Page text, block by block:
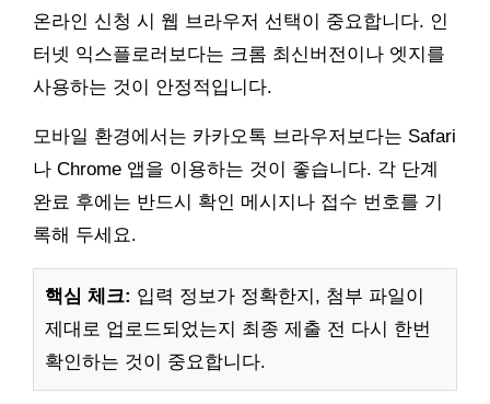
온라인 신청 시 웹 브라우저 선택이 중요합니다. 인
터넷 익스플로러보다는 크롬 최신버전이나 엣지를
사용하는 것이 안정적입니다.
모바일 환경에서는 카카오톡 브라우저보다는 Safari
나 Chrome 앱을 이용하는 것이 좋습니다. 각 단계
완료 후에는 반드시 확인 메시지나 접수 번호를 기
록해 두세요.
핵심 체크: 입력 정보가 정확한지, 첨부 파일이
제대로 업로드되었는지 최종 제출 전 다시 한번
확인하는 것이 중요합니다.